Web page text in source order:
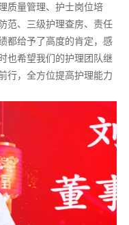
质量管理、护士岗位培
范、三级护理查房、责任
都给予了高度的肯定，感
也希望我们的护理团队继
行，全方位提高护理能力